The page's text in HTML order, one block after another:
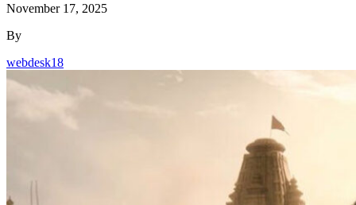
November 17, 2025
By
webdesk18